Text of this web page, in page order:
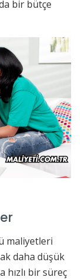
bir bütçe
maliyetleri
daha düşük
bir süreç